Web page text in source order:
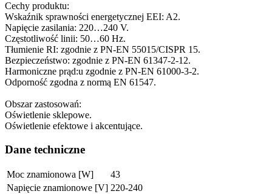
Cechy produktu:
Wskaźnik sprawności energetycznej EEI: A2.
Napięcie zasilania: 220…240 V.
Częstotliwość linii: 50…60 Hz.
Tłumienie RI: zgodnie z PN-EN 55015/CISPR 15.
Bezpieczeństwo: zgodnie z PN-EN 61347-2-12.
Harmoniczne prąd:u zgodnie z PN-EN 61000-3-2.
Odporność zgodna z normą EN 61547.
Obszar zastosowań:
Oświetlenie sklepowe.
Oświetlenie efektowe i akcentujące.
Dane techniczne
Moc znamionowa [W]
43
Napięcie znamionowe [V] 220-240